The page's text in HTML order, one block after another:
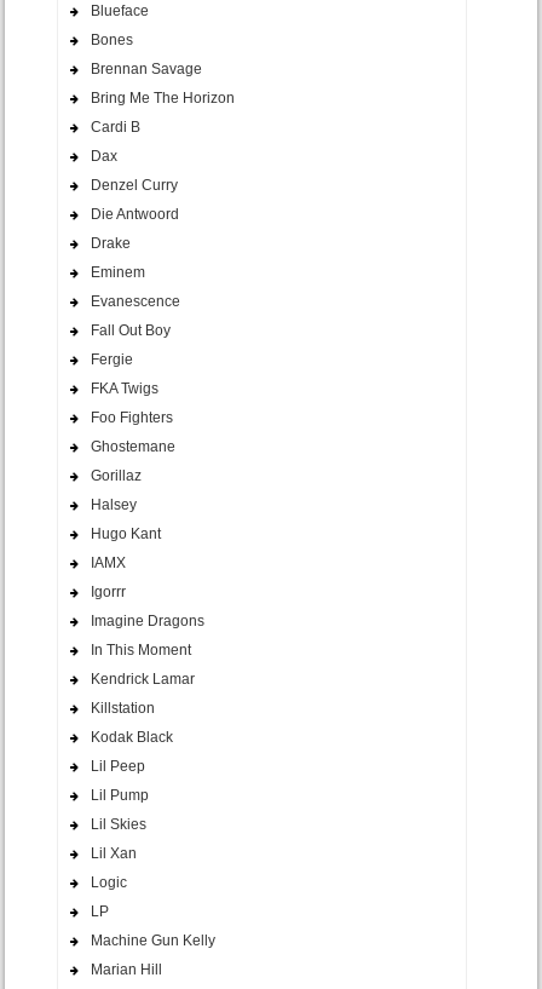
Blueface
Bones
Brennan Savage
Bring Me The Horizon
Cardi B
Dax
Denzel Curry
Die Antwoord
Drake
Eminem
Evanescence
Fall Out Boy
Fergie
FKA Twigs
Foo Fighters
Ghostemane
Gorillaz
Halsey
Hugo Kant
IAMX
Igorrr
Imagine Dragons
In This Moment
Kendrick Lamar
Killstation
Kodak Black
Lil Peep
Lil Pump
Lil Skies
Lil Xan
Logic
LP
Machine Gun Kelly
Marian Hill